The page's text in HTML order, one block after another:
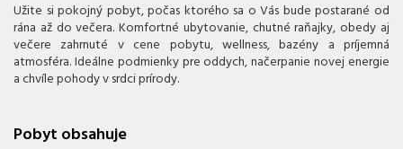
Užite si pokojný pobyt, počas ktorého sa o Vás bude postarané od
rána až do večera. Komfortné ubytovanie, chutné raňajky, obedy aj
večere zahrnuté v cene pobytu, wellness, bazény a príjemná
atmosféra. Ideálne podmienky pre oddych, načerpanie novej energie
a chvíle pohody v srdci prírody.
Pobyt obsahuje